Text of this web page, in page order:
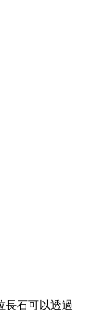
長石可以透過